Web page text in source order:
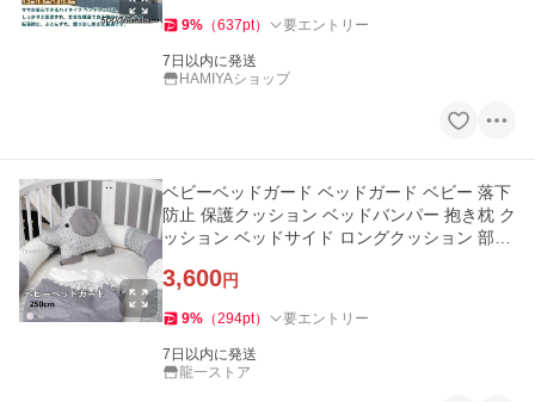
9% （637pt） 要エントリー
7日以内に発送
HAMIYAショップ
ベビーベッドガード ベッドガード ベビー 落下
防止 保護クッション ベッドバンパー 抱き枕 ク
ッション ベッドサイド ロングクッション 部屋
3,600円
9% （294pt） 要エントリー
7日以内に発送
龍一ストア